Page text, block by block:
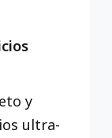
y
ultra-